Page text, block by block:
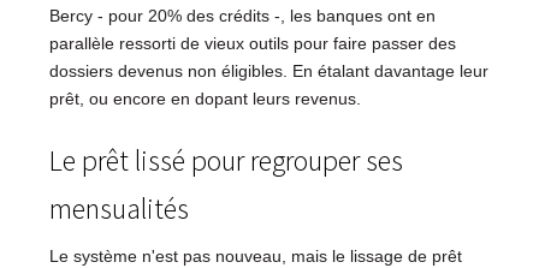
Bercy - pour 20% des crédits -, les banques ont en
parallèle ressorti de vieux outils pour faire passer des
dossiers devenus non éligibles. En étalant davantage leur
prêt, ou encore en dopant leurs revenus.
Le prêt lissé pour regrouper ses
mensualités
Le système n'est pas nouveau, mais le lissage de prêt